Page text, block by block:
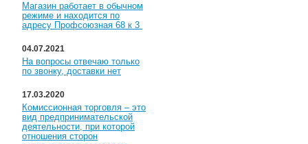
Магазин работает в обычном
режиме и находится по
адресу Профсоюзная 68 к 3
04.07.2021
На вопросы отвечаю только
по звонку, доставки нет
17.03.2020
Комиссионная торговля – это
вид предпринимательской
деятельности, при которой
отношения сторон